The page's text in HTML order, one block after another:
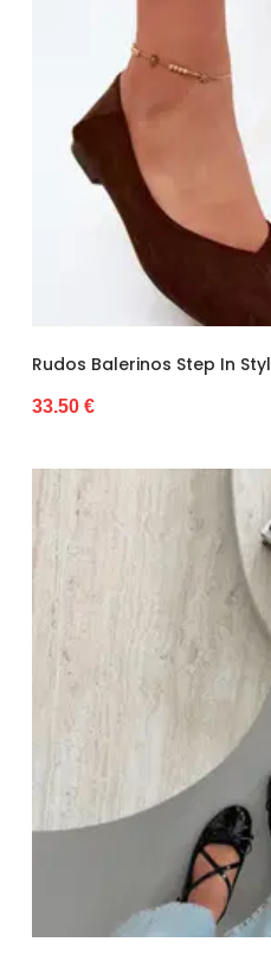
Rudos Balerinos Step In
33.50 €